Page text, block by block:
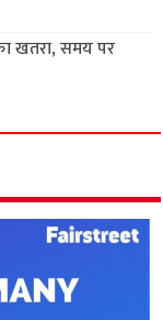
खतरा, समय पर